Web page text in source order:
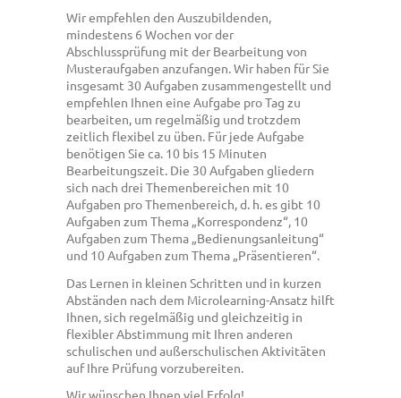
Wir empfehlen den Auszubildenden,
mindestens 6 Wochen vor der
Abschlussprüfung mit der Bearbeitung von
Musteraufgaben anzufangen. Wir haben für Sie
insgesamt 30 Aufgaben zusammengestellt und
empfehlen Ihnen eine Aufgabe pro Tag zu
bearbeiten, um regelmäßig und trotzdem
zeitlich flexibel zu üben. Für jede Aufgabe
benötigen Sie ca. 10 bis 15 Minuten
Bearbeitungszeit. Die 30 Aufgaben gliedern
sich nach drei Themenbereichen mit 10
Aufgaben pro Themenbereich, d. h. es gibt 10
Aufgaben zum Thema „Korrespondenz“, 10
Aufgaben zum Thema „Bedienungsanleitung“
und 10 Aufgaben zum Thema „Präsentieren“.
Das Lernen in kleinen Schritten und in kurzen
Abständen nach dem Microlearning-Ansatz hilft
Ihnen, sich regelmäßig und gleichzeitig in
flexibler Abstimmung mit Ihren anderen
schulischen und außerschulischen Aktivitäten
auf Ihre Prüfung vorzubereiten.
Wir wünschen Ihnen viel Erfolg!